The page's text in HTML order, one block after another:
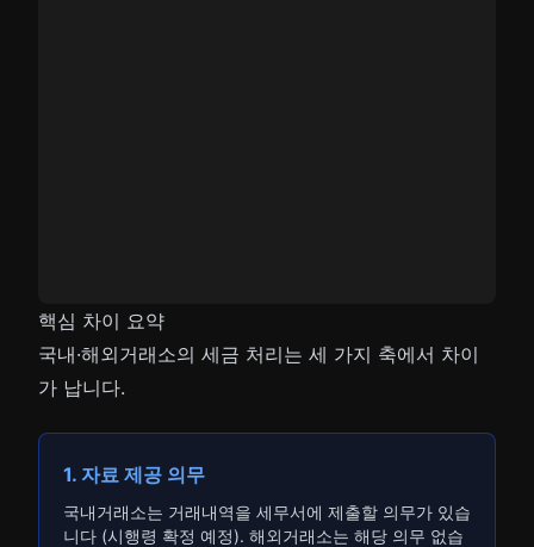
핵심 차이 요약
국내·해외거래소의 세금 처리는 세 가지 축에서 차이
가 납니다.
1. 자료 제공 의무
국내거래소는 거래내역을 세무서에 제출할 의무가 있습
니다 (시행령 확정 예정). 해외거래소는 해당 의무 없습